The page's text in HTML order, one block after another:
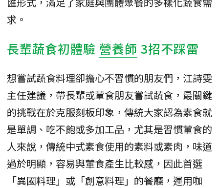
求。
長輩蔬食初體驗 營養師 3招不踩雷
想嘗試蔬食料理卻擔心不習慣的朋友們，江詩雯
主任建議，帶長輩或葷食朋友嘗試蔬食，最關鍵
的挑戰在於克服刻板印象，傳統大家認為素食就
是單調、吃不飽或多加工品，尤其是習慣葷食的
人來說，傳統中式素食使用的素料或素肉，味道
過於明顯，容易與葷食產生比較感，因此首選
「異國料理」或「創意料理」的餐廳，運用咖